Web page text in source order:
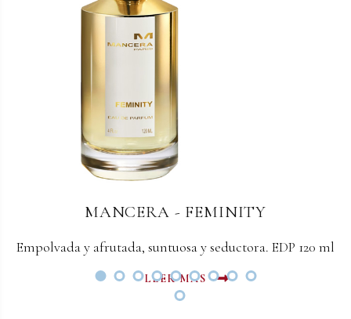
MANCERA - FEMINITY
Empolvada y afrutada, suntuosa y seductora. EDP 120 ml
LEER MAS
MANCERA - INTENSE FRENCH RIVIERA
Extracto de perfume 120ml.
LEER MAS